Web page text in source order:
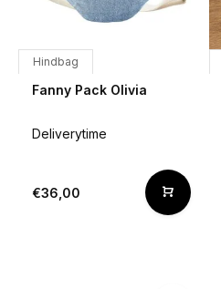
Hindbag
Fanny Pack Olivia
Deliverytime
€36,00